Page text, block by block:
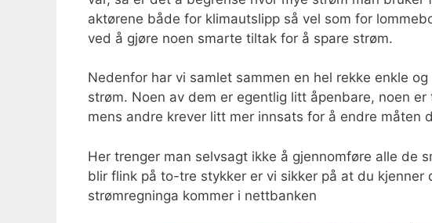
aktørene både for klimautslipp så vel som for
ved å gjøre noen smarte tiltak for å spare strøm.
Nedenfor har vi samlet sammen en hel rekke enkle
strøm. Noen av dem er egentlig litt åpenbare, noen
mens andre krever litt mer innsats for å endre måten
Her trenger man selvsagt ikke å gjennomføre alle de
blir flink på to-tre stykker er vi sikker på at du kjenner
strømregninga kommer i nettbanken